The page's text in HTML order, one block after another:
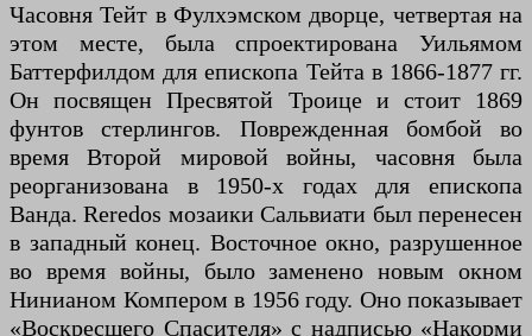
Часовня Тейт в Фулхэмском дворце, четвертая на
этом месте, была спроектирована Уильямом
Баттерфилдом для епископа Тейта в 1866-1877 гг.
Он посвящен Пресвятой Троице и стоит 1869
фунтов стерлингов. Поврежденная бомбой во
время Второй мировой войны, часовня была
реорганизована в 1950-х годах для епископа
Ванда. Reredos мозаики Сальвиати был перенесен
в западный конец. Восточное окно, разрушенное
во время войны, было заменено новым окном
Нинианом Компером в 1956 году. Оно показывает
«Воскресшего Спасителя» с надписью «Накорми